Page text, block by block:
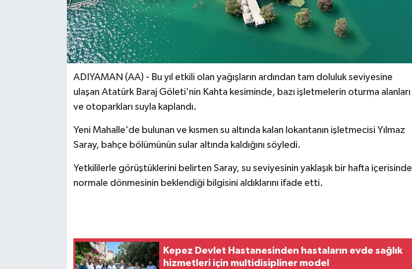
ADIYAMAN (AA) - Bu yıl etkili olan yağışların ardından tam doluluk seviyesine
ulaşan Atatürk Baraj Göleti'nin Kahta kesiminde, bazı işletmelerin oturma alanları
ve otoparkları suyla kaplandı.
Yeni Mahalle'de bulunan ve kısmen su altında kalan lokantanın işletmecisi Yılmaz
Saray, bahçe bölümünün sular altında kaldığını söyledi.
Yetkililerle görüştüklerini belirten Saray, su seviyesinin yaklaşık bir hafta içerisinde
normale dönmesinin beklendiği bilgisini aldıklarını ifade etti.
Kepez Devlet Hastanesinden hastaların evde sağlık
hizmetleri için multidisipliner model